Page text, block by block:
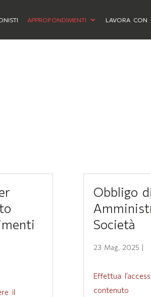
APPROFONDIMENTI LAVORA CON
il
Obbligo
Società
23 Mag, 2025 |
Effettua
contenuto